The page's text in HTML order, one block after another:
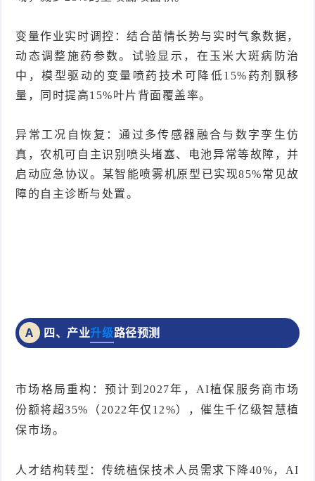
变量作业实时调控：结合苗情长势与实时气象数据，
动态调整施药参数。试验显示，在玉米大斑病防治
中，模型驱动的变量喷药技术可降低15%药剂飘移
量，同时提高15%叶片背面覆盖率。
异常工况自恢复：通过多传感器融合与数字孪生仿
真，农机可自主识别喷头堵塞、电池异常等故障，并
启动应急协议。某智能喷雾机原型已实现85%常见故
障的自主诊断与处置。
A 四、产业升级路径预测
市场格局重构：预计到2027年，AI植保服务商市场
份额将超35%（2022年仅12%），催生千亿级智慧植
保市场。
人才结构转型：传统植保技术人员需求下降40%，AI